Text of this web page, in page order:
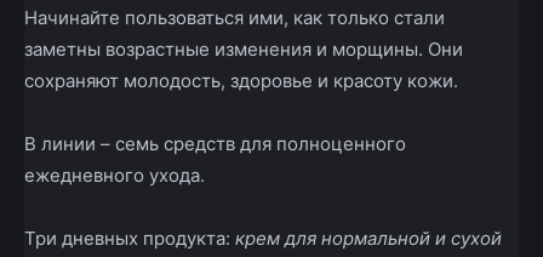
Начинайте пользоваться ими, как только стали
заметны возрастные изменения и морщины. Они
сохраняют молодость, здоровье и красоту кожи.
В линии – семь средств для полноценного
ежедневного ухода.
Три дневных продукта: крем для нормальной и сухой